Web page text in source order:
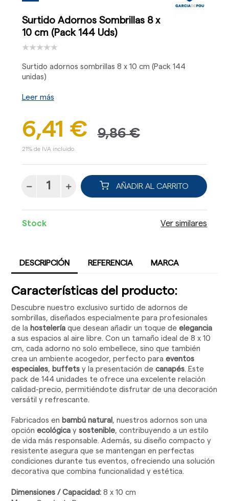
Surtido Adornos Sombrillas 8 x
10 cm (Pack 144 Uds)
Surtido adornos sombrillas 8 x 10 cm (Pack 144
unidas)
Leer más
6,41 € 9,86 €
21% de IVA incluido.
AÑADIR AL CARRITO
Stock Ver similares
DESCRIPCIÓN REFERENCIA MARCA
Características del producto:
Descubre nuestro exclusivo surtido de adornos de
sombrillas, diseñados especialmente para profesionales
de la hostelería que desean añadir un toque deelegancia
a sus espacios al aire libre. Con un tamaño ideal de 8 x 10
cm, cada adorno no solo embellece, sino que también
crea un ambiente acogedor, perfecto paraeventos
especiales, buffets y la presentación decanapés. Este
pack de 144 unidades te ofrece una excelente relación
calidad-precio, permitiéndote disfrutar de una decoración
versátil y refrescante.
Fabricados en bambú natural , nuestros adornos son una
opciónecológica ysostenible, contribuyendo a un estilo
de vida más responsable. Además, su diseño compacto y
resistente asegura que se mantengan en perfectas
condiciones durante tus eventos, ofreciendo una solución
decorativa que combina funcionalidad y estética.
Dimensiones / Capacidad: 8 x 10 cm